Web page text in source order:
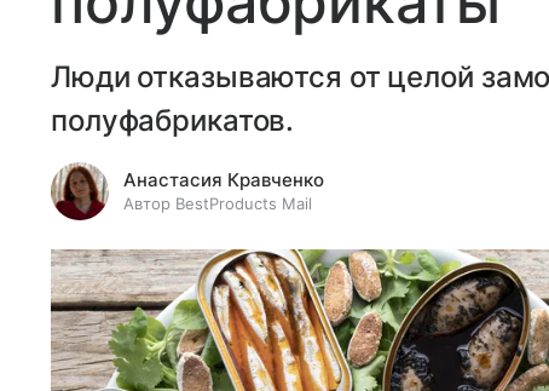
Люди отказываются от целой
полуфабрикатов.
Анастасия Кравченко
Автор BestProducts Mail